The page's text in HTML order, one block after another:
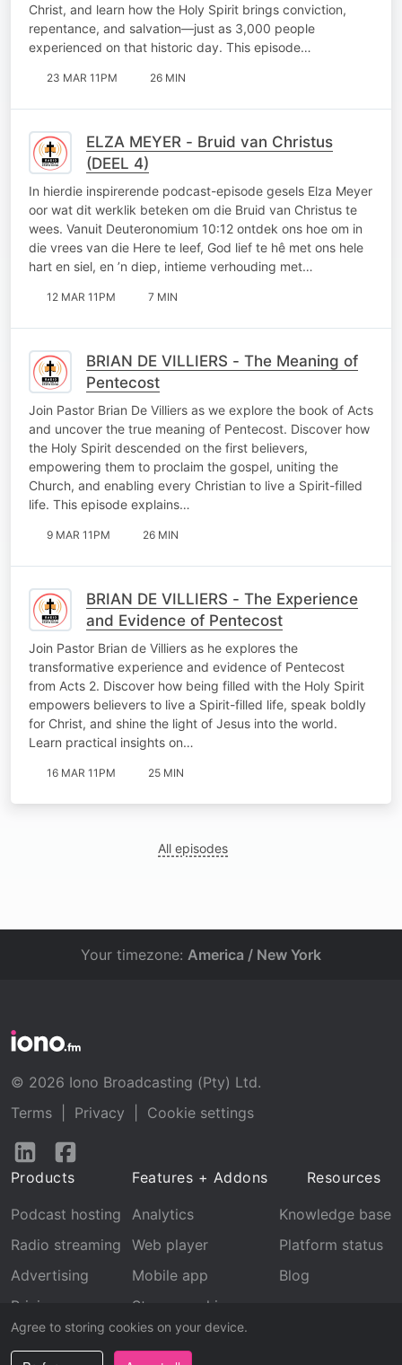
Christ, and learn how the Holy Spirit brings conviction,
repentance, and salvation—just as 3,000 people
experienced on that historic day. This episode…
23 MAR 11PM 26 MIN
ELZA MEYER - Bruid van Christus
(DEEL 4)
In hierdie inspirerende podcast-episode gesels Elza Meyer
oor wat dit werklik beteken om die Bruid van Christus te
wees. Vanuit Deuteronomium 10:12 ontdek ons hoe om in
die vrees van die Here te leef, God lief te hê met ons hele
hart en siel, en ’n diep, intieme verhouding met…
12 MAR 11PM 7 MIN
BRIAN DE VILLIERS - The Meaning of
Pentecost
Join Pastor Brian De Villiers as we explore the book of Acts
and uncover the true meaning of Pentecost. Discover how
the Holy Spirit descended on the first believers,
empowering them to proclaim the gospel, uniting the
Church, and enabling every Christian to live a Spirit-filled
life. This episode explains…
9 MAR 11PM 26 MIN
BRIAN DE VILLIERS - The Experience
and Evidence of Pentecost
Join Pastor Brian de Villiers as he explores the
transformative experience and evidence of Pentecost
from Acts 2. Discover how being filled with the Holy Spirit
empowers believers to live a Spirit-filled life, speak boldly
for Christ, and shine the light of Jesus into the world.
Learn practical insights on…
16 MAR 11PM 25 MIN
All episodes
Agree to storing cookies on your device.
Your timezone: America / New York
© 2026 Iono Broadcasting (Pty) Ltd.
Terms
Privacy
Cookie settings
Follow
LinkedInFacebook
Products
Podcast hosting
Radio streaming
Advertising
Pricing
Features + Addons
Analytics
Web player
Mobile app
Stream archive
Recognition
Resources
Knowledge base
Platform status
Blog